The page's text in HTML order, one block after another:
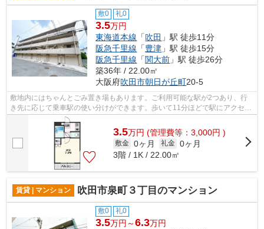
敷0 礼0
3.5万円
東海道本線 「吹田 」駅 徒歩11分
阪急千里線 「豊津 」駅 徒歩15分
阪急千里線 「関大前 」駅 徒歩26分
築36年 / 22.00㎡
大阪府吹田市朝日が丘町20-5
敷地内にはちゃんとごみ置き場もあります。ご利用可能な駅が2つあり、行
き先に応じて乗車駅の使い分けができます。歩いて11分ほどで駅にアクセス
できる、立地の良さも魅力の物件です。...
3.5万円 (管理費等：3,000円 )
敷金 0ヶ月 礼金 0ヶ月
3階 / 1K / 22.00㎡
賃貸 | マンション 吹田市泉町３丁目のマンション
敷0 礼0
3.5万円～6.3万円